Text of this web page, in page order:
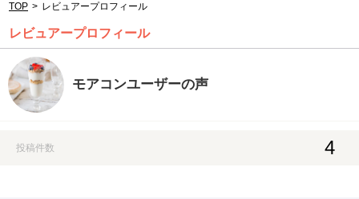
TOP > レビュアープロフィール
レビュアープロフィール
モアコンユーザーの声
投稿件数 4